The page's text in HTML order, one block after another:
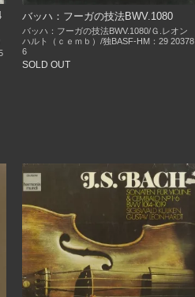
バッハ：フーガの技法BWV.1080
バッハ：フーガの技法BWV.1080/Ｇ.レオン
ハルト（ｃｅｍｂ）/独BASF-HM：29 20378
6
SOLD OUT